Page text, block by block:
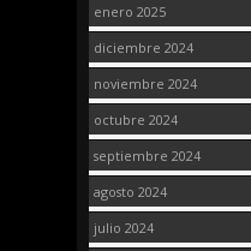
enero 2025
diciembre 2024
noviembre 2024
octubre 2024
septiembre 2024
agosto 2024
julio 2024